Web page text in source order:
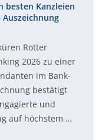
besten Kanzleien
Rotter
2026 zu einer
im Bank-
bestätigt
und
auf höchstem …